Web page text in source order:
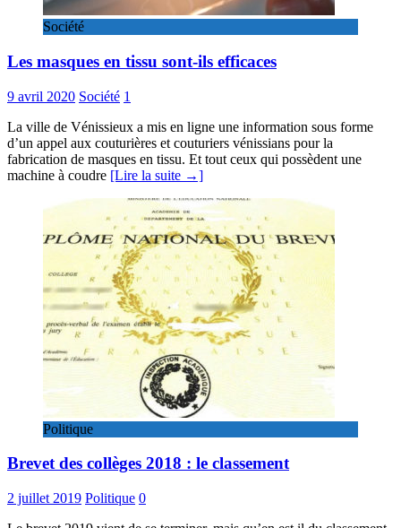
Société
Les masques en tissu sont-ils efficaces
9 avril 2020 Société 1
La ville de Vénissieux a mis en ligne une information sous forme
d’un appel aux couturières et couturiers vénissians pour la
fabrication de masques en tissu. Et tout ceux qui possèdent une
machine à coudre [Lire la suite →]
Politique
Brevet des collèges 2018 : le classement
2 juillet 2019 Politique 0